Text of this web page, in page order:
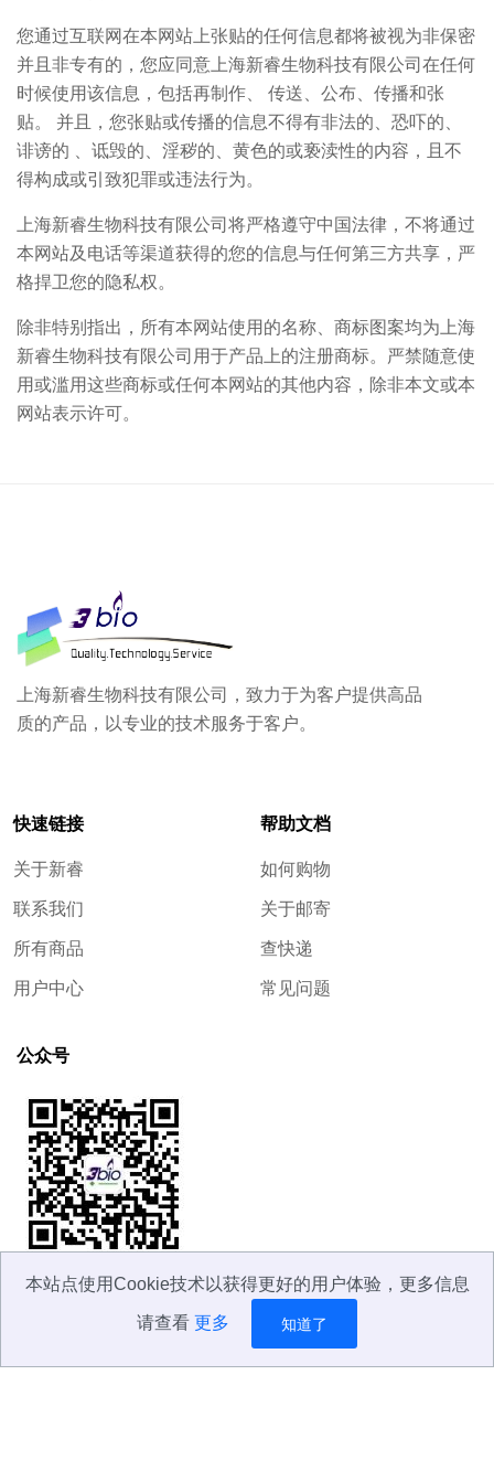
您通过互联网在本网站上张贴的任何信息都将被视为非保密
并且非专有的，您应同意上海新睿生物科技有限公司在任何
时候使用该信息，包括再制作、 传送、公布、传播和张
贴。 并且，您张贴或传播的信息不得有非法的、恐吓的、
诽谤的 、诋毁的、淫秽的、黄色的或亵渎性的内容，且不
得构成或引致犯罪或违法行为。
上海新睿生物科技有限公司将严格遵守中国法律，不将通过
本网站及电话等渠道获得的您的信息与任何第三方共享，严
格捍卫您的隐私权。
除非特别指出，所有本网站使用的名称、商标图案均为上海
新睿生物科技有限公司用于产品上的注册商标。严禁随意使
用或滥用这些商标或任何本网站的其他内容，除非本文或本
网站表示许可。
上海新睿生物科技有限公司，致力于为客户提供高品
质的产品，以专业的技术服务于客户。
快速链接
关于新睿
联系我们
所有商品
用户中心
帮助文档
如何购物
关于邮寄
查快递
常见问题
公众号
上海新睿生物科技有限公司版权所有2009~
沪ICP备09022713号-2
本站点使用Cookie技术以获得更好的用户体验，更多信息
请查看 更多 知道了